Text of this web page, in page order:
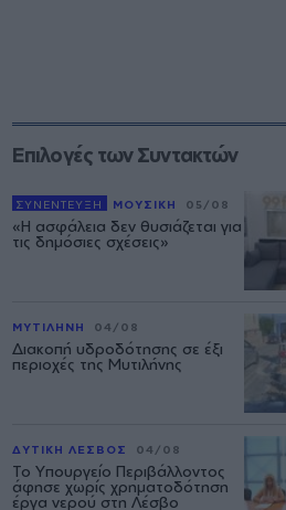
Επιλογές των Συντακτών
ΣΥΝΕΝΤΕΥΞΗ ΜΟΥΣΙΚΗ 05/08
«Η ασφάλεια δεν θυσιάζεται για
τις δημόσιες σχέσεις»
ΜΥΤΙΛΗΝΗ 04/08
Διακοπή υδροδότησης σε έξι
περιοχές της Μυτιλήνης
ΔΥΤΙΚΗ ΛΕΣΒΟΣ 04/08
Το Υπουργείο Περιβάλλοντος
άφησε χωρίς χρηματοδότηση
έργα νερού στη Λέσβο